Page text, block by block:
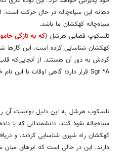
دهانه این سیاه‌چاله در حال حرکت است.
سیاه‌چاله کهکشان ما باشد.
تلسکوپ فضایی هرشل (که به تازگی
کهکشان شناسایی کرده است. این گازها
گردش به دور آن هستند. از آنجایی‌که
Sgr *A قرار دارد؛ گاهی اوقات با این نام خوانده می‌شود.
تلسکوپ هرشل به این دلیل توانست آن را
سیاه‌چاله نفوذ کنند. دانشمندانی که با
دارند. این در حالی است که ابرهای میان